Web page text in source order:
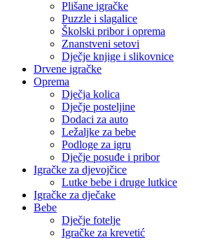
Plišane igračke
Puzzle i slagalice
Školski pribor i oprema
Znanstveni setovi
Dječje knjige i slikovnice
Drvene igračke
Oprema
Dječja kolica
Dječje posteljine
Dodaci za auto
Ležaljke za bebe
Podloge za igru
Dječje posuđe i pribor
Igračke za djevojčice
Lutke bebe i druge lutkice
Igračke za dječake
Bebe
Dječje fotelje
Igračke za krevetić